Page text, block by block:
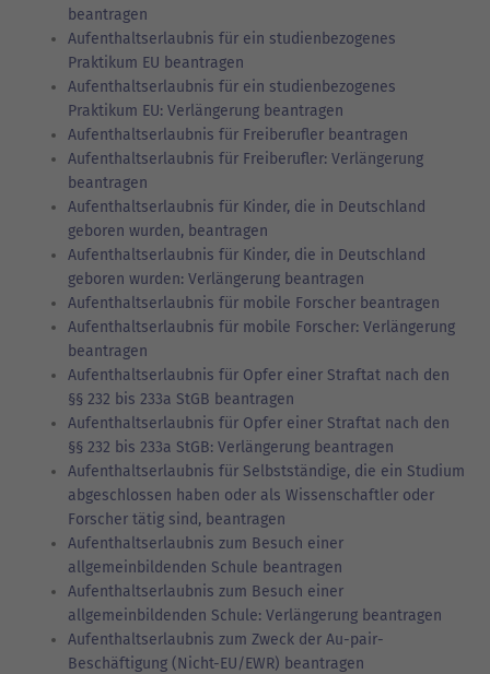
beantragen
Aufenthaltserlaubnis für ein studienbezogenes
Praktikum EU beantragen
Aufenthaltserlaubnis für ein studienbezogenes
Praktikum EU: Verlängerung beantragen
Aufenthaltserlaubnis für Freiberufler beantragen
Aufenthaltserlaubnis für Freiberufler: Verlängerung
beantragen
Aufenthaltserlaubnis für Kinder, die in Deutschland
geboren wurden, beantragen
Aufenthaltserlaubnis für Kinder, die in Deutschland
geboren wurden: Verlängerung beantragen
Aufenthaltserlaubnis für mobile Forscher beantragen
Aufenthaltserlaubnis für mobile Forscher: Verlängerung
beantragen
Aufenthaltserlaubnis für Opfer einer Straftat nach den
§§ 232 bis 233a StGB beantragen
Aufenthaltserlaubnis für Opfer einer Straftat nach den
§§ 232 bis 233a StGB: Verlängerung beantragen
Aufenthaltserlaubnis für Selbstständige, die ein Studium
abgeschlossen haben oder als Wissenschaftler oder
Forscher tätig sind, beantragen
Aufenthaltserlaubnis zum Besuch einer
allgemeinbildenden Schule beantragen
Aufenthaltserlaubnis zum Besuch einer
allgemeinbildenden Schule: Verlängerung beantragen
Aufenthaltserlaubnis zum Zweck der Au-pair-
Beschäftigung (Nicht-EU/EWR) beantragen